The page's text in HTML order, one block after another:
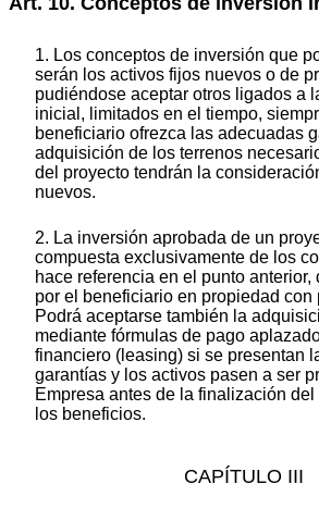
1. Los conceptos de inversión que
serán los activos fijos nuevos o de
pudiéndose aceptar otros ligados a
inicial, limitados en el tiempo,
beneficiario ofrezca las adecuadas
adquisición de los terrenos
del proyecto tendrán la
nuevos.
2. La inversión aprobada de un
compuesta exclusivamente de los
hace referencia en el punto
por el beneficiario en propiedad con
Podrá aceptarse también la
mediante fórmulas de pago
financiero (leasing) si se presentan
garantías y los activos pasen a ser
Empresa antes de la finalización
los beneficios.
CAPÍTULO III